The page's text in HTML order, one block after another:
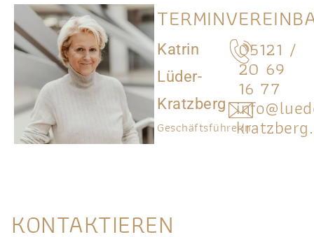
Katrin
Lüder-
Kratzberg
Geschäftsführerin
05121 /
20 69
16 77
KONTAKTIEREN